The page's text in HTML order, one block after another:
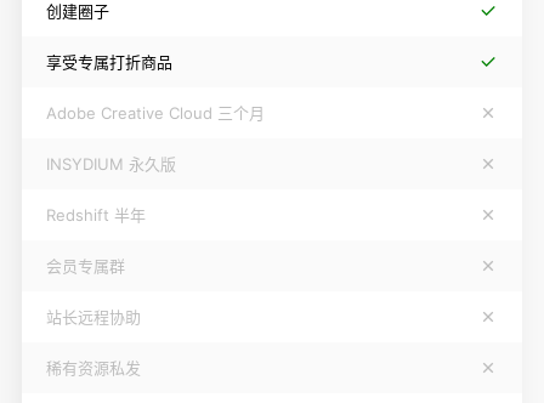
创建圈子
享受专属打折商品
Adobe Creative Cloud 三个月
INSYDIUM 永久版
Redshift 半年
会员专属群
站长远程协助
稀有资源私发